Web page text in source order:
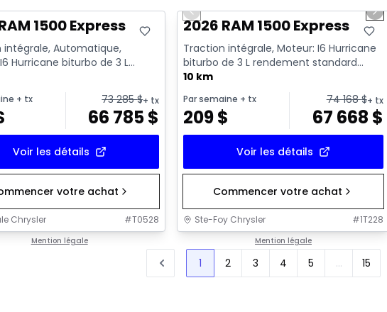
1500 Express
intégrale, Automatique,
Hurricane biturbo de 3 L
standard avec arrêt a...
+ tx 73 285$+ tx
66 785$
Voir les détails
votre achat
Chrysler #T0528
Mention légale
Previous slide
2026 RAM 1500 Express
Traction intégrale, Moteur: I6 Hurricane
biturbo de 3 L rendement standard
avec arrêt au ralenti - 6...
10 km
Par semaine + tx
209$
74 168$+ tx
67 668 $
Voir les détails
Commencer votre achat
Ste-Foy Chrysler #1T228
Mention légale
1 2 3 4 5 ... 15